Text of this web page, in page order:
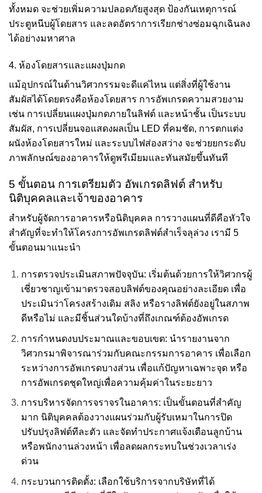
ทั้งหมด จะช่วยเพิ่มความปลอดภัยสูงสุด ป้องกันเหตุการณ์
ประตูหนีบผู้โดยสาร และลดอัตราการเรียกช่างซ่อมฉุกเฉินลง
ได้อย่างมหาศาล
4. ห้องโดยสารและแผงปุ่มกด
แม้อุปกรณ์ในด้านวิศวกรรมจะดีแค่ไหน แต่สิ่งที่ผู้ใช้งาน
สัมผัสได้โดยตรงคือห้องโดยสาร การอัพเกรดความสวยงาม
เช่น การเปลี่ยนแผงปุ่มกดภายในลิฟต์ และหน้าชั้น เป็นระบบ
สัมผัส, การเปลี่ยนจอแสดงผลเป็น LED ที่คมชัด, การตกแต่ง
ผนังห้องโดยสารใหม่ และระบบไฟส่องสว่าง จะช่วยยกระดับ
ภาพลักษณ์ของอาคารให้ดูพรีเมียมและทันสมัยขึ้นทันที
5 ขั้นตอน การเตรียมตัว อัพเกรดลิฟต์ สำหรับ
นิติบุคคลและเจ้าของอาคาร
สำหรับผู้จัดการอาคารหรือนิติบุคคล การวางแผนที่ดีคือหัวใจ
สำคัญที่จะทำให้โครงการอัพเกรดลิฟต์สำเร็จลุล่วง เรามี 5
ขั้นตอนมาแนะนำ
การตรวจประเมินสภาพปัจจุบัน: เริ่มต้นด้วยการให้วิศวกรผู้
เชี่ยวชาญเข้ามาตรวจสอบลิฟต์ของคุณอย่างละเอียด เพื่อ
ประเมินว่าโครงสร้างเดิม สลิง หรือรางลิฟต์ยังอยู่ในสภาพ
ดีหรือไม่ และมีชิ้นส่วนใดบ้างที่ถึงเกณฑ์ต้องอัพเกรด
การกำหนดงบประมาณและขอบเขต: นำรายงานจาก
วิศวกรมาพิจารณาร่วมกับคณะกรรมการอาคาร เพื่อเลือก
ระหว่างการอัพเกรดบางส่วน เพื่อแก้ปัญหาเฉพาะจุด หรือ
การอัพเกรดชุดใหญ่เพื่อความคุ้มค่าในระยะยาว
การบริหารจัดการจราจรในอาคาร: เป็นขั้นตอนที่สำคัญ
มาก นิติบุคคลต้องวางแผนร่วมกับผู้รับเหมาในการปิด
ปรับปรุงลิฟต์ทีละตัว และจัดทำประกาศแจ้งเตือนลูกบ้าน
หรือพนักงานล่วงหน้า เพื่อลดผลกระทบในช่วงเวลาเร่ง
ด่วน
กระบวนการติดตั้ง: เลือกใช้บริการจากบริษัทที่ได้